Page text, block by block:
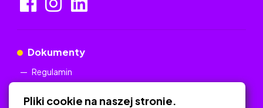
Dokumenty
Regulamin
Pliki cookie na naszej stronie.